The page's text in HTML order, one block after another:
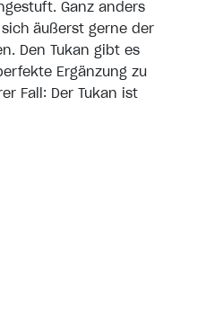
Ganz anders
äußerst gerne der
Den Tukan gibt es
Ergänzung zu
Fall: Der Tukan ist